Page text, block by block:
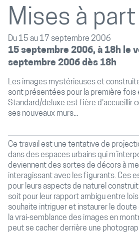
Mises à part
Du 15 au 17 septembre 2006
15 septembre 2006, à 18h le
septembre 2006 dès 18h
Les images mystérieuses et
sont présentées pour la première fois
Standard/deluxe est fière d'accueillir
ses nouveaux murs...
Ce travail est une tentative de
dans des espaces urbains qui
deviennent des sortes de décors à
interagissant avec les figurants. Ces
pour leurs aspects de naturel
soit pour leur rapport ambigu entre
souhaite intriguer et instaurer le
la vrai-semblance des images en
peut se cacher derrière une